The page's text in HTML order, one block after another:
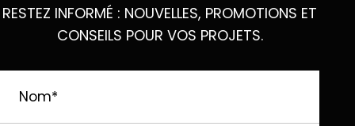
RESTEZ INFORMÉ : NOUVELLES, PROMOTIONS ET
CONSEILS POUR VOS PROJETS.